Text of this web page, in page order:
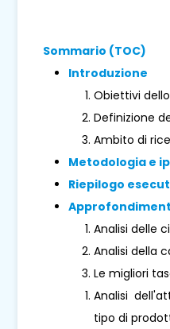
Sommario (TOC)
Introduzione
Obiettivi
Definizione
Ambito di
Metodologia e
Riepilogo
Analisi delle
Analisi della
Le migliori
Analisi
tipo di